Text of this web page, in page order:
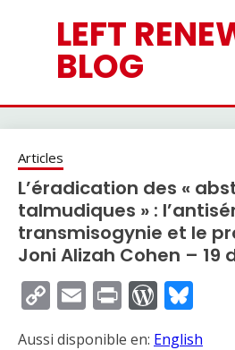
LEFT
BLOG
Articles
L’éradication des «
talmudiques » :
transmisogynie et le
Joni Alizah Cohen – 19
Copy
Link
EmailPrint
Aussi disponible en: English